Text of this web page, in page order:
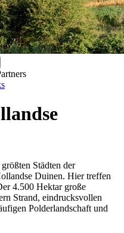
Städten der
Duinen. Hier treffen
4.500 Hektar große
Strand, eindrucksvollen
Polderlandschaft und